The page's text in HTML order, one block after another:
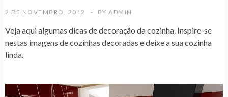
2 DE NOVEMBRO, 2012 BY ADMIN
Veja aqui algumas dicas de decoração da cozinha. Inspire-se
nestas imagens de cozinhas decoradas e deixe a sua cozinha
linda.